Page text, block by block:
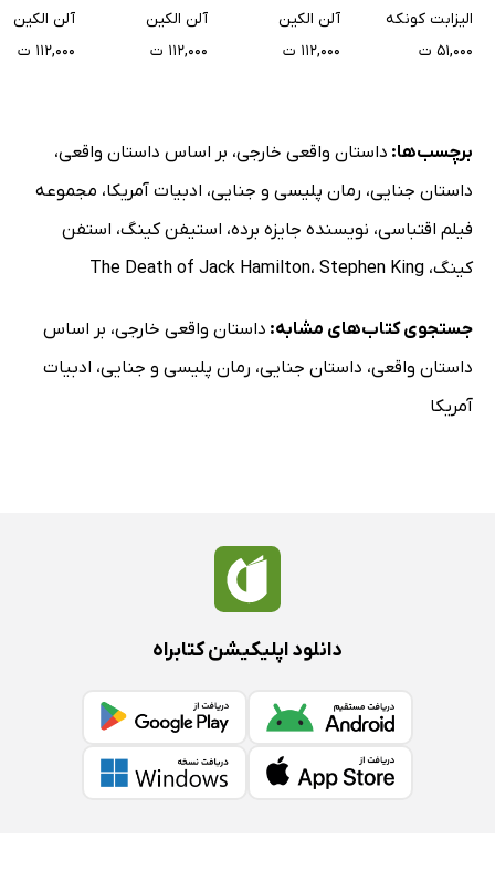
نیاوریم
الیزابت کونکه
۵۱,۰۰۰ ت
مدیریت استرس
آلن الکین
۱۱۲,۰۰۰ ت
صحیح و رهایی از
آلن الکین
۱۱۲,۰۰۰ ت
استرس
آلن الکین
۱۱۲,۰۰۰ ت
برچسب‌ها: داستان واقعی خارجی، بر اساس داستان واقعی،
داستان جنایی، رمان پلیسی و جنایی، ادبیات آمریکا، مجموعه
فیلم اقتباسی، نویسنده جایزه برده، استیفن کینگ، استفن
کینگ، The Death of Jack Hamilton، Stephen King
جستجوی کتاب‌های مشابه: داستان واقعی خارجی، بر اساس
داستان واقعی، داستان جنایی، رمان پلیسی و جنایی، ادبیات
آمریکا
دانلود اپلیکیشن کتابراه